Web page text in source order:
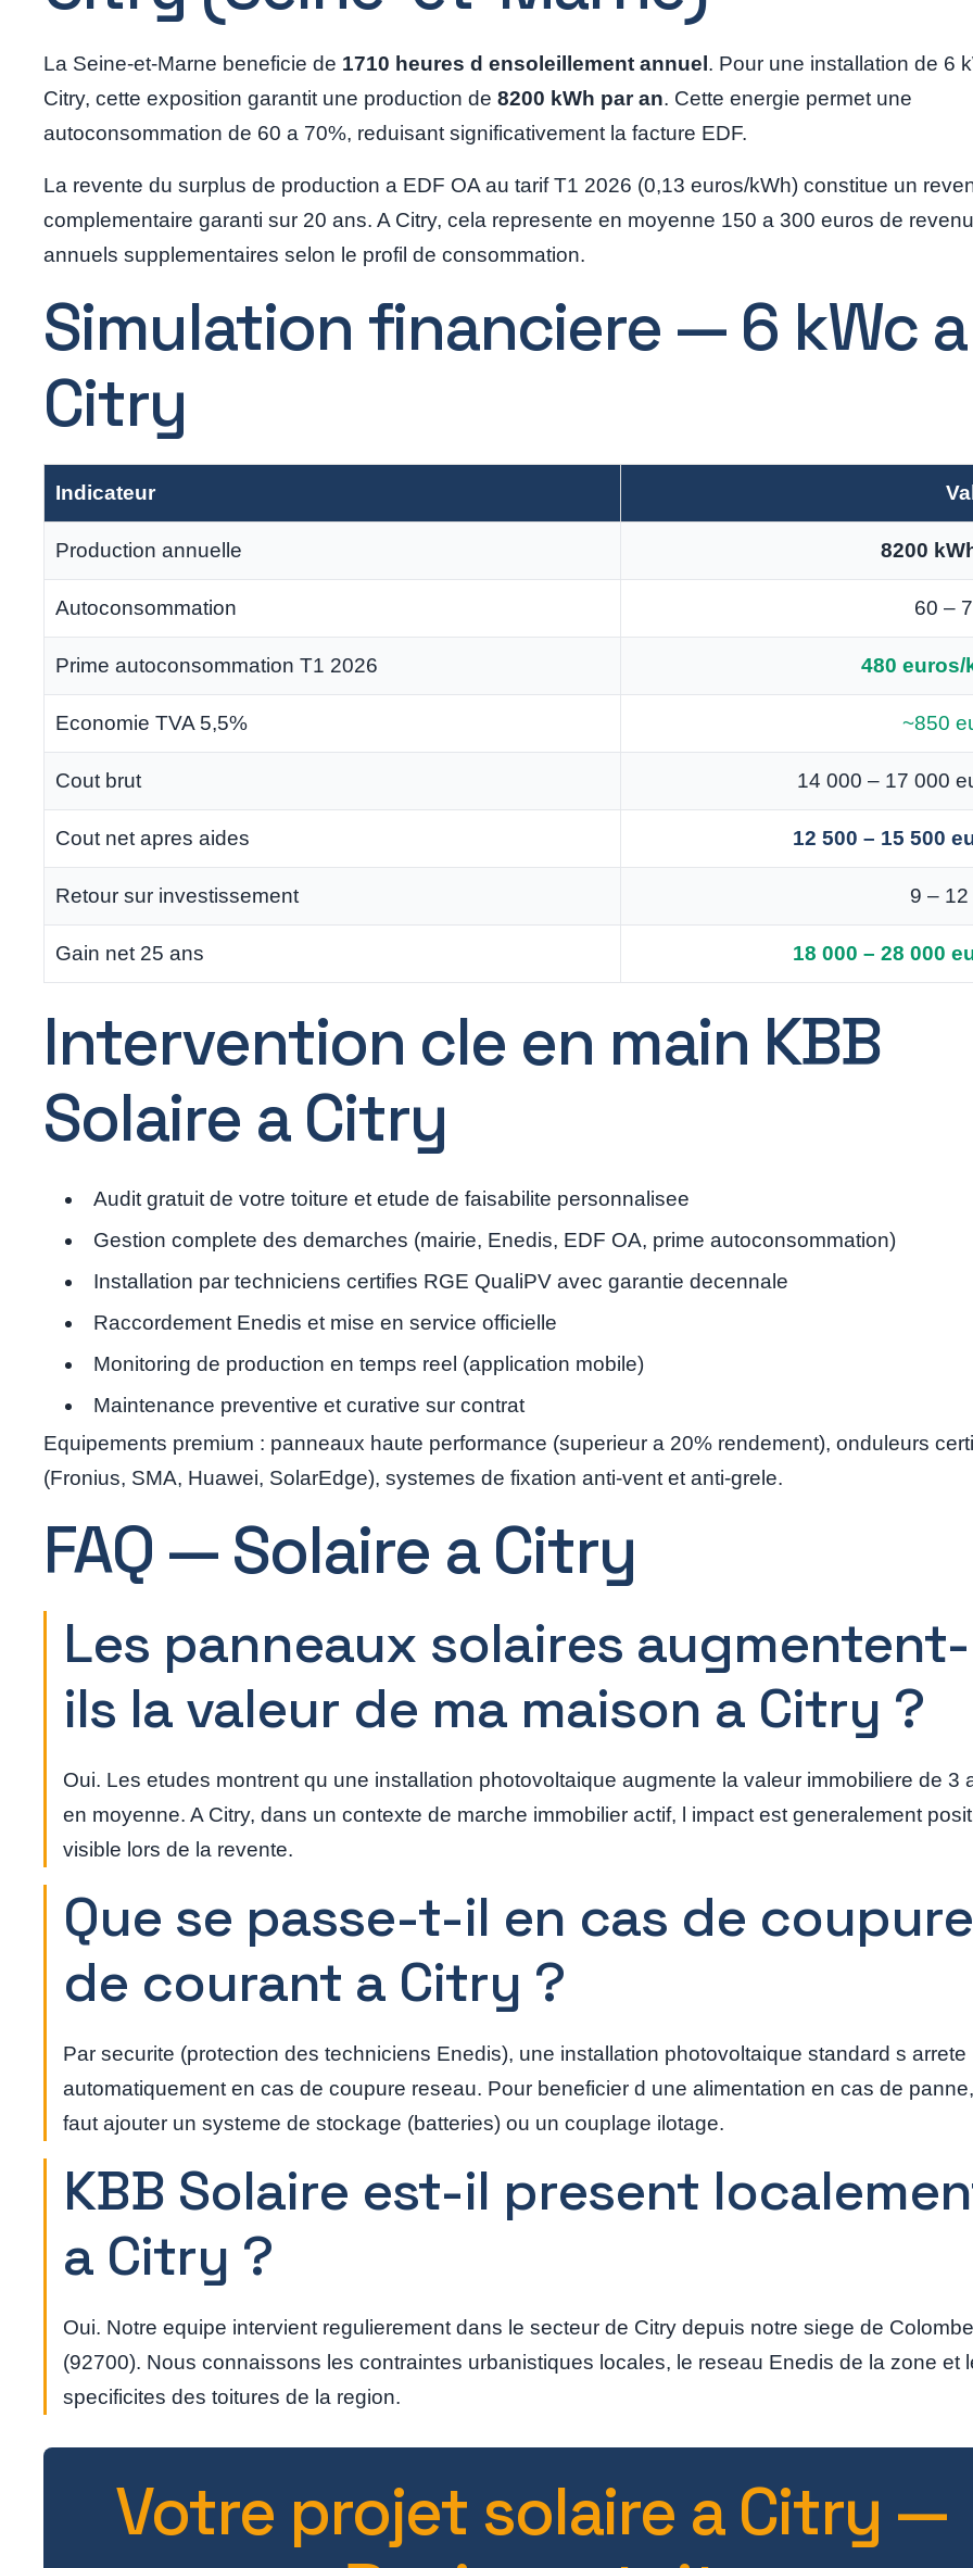
La Seine-et-Marne beneficie de 1710 heures d ensoleillement annuel . Pour une installation de 6
Citry, cette exposition garantit une production de 8200 kWh par an. Cette energie permet une
autoconsommation de 60 a 70%, reduisant significativement la facture EDF.
La revente du surplus de production a EDF OA au tarif T1 2026 (0,13 euros/kWh) constitue un
complementaire garanti sur 20 ans. A Citry, cela represente en moyenne 150 a 300 euros de
annuels supplementaires selon le profil de consommation.
Simulation financiere — 6 kWc a
Citry
Indicateur
Production annuelle 8200
Autoconsommation 60 –
Prime autoconsommation T1 2026 480 euros/
Economie TVA 5,5% ~850
Cout brut 14 000 – 17 000
Cout net apres aides 12 500 – 15 500
Retour sur investissement 9 –
Gain net 25 ans 18 000 – 28 000
Intervention cle en main KBB
Solaire a Citry
Audit gratuit de votre toiture et etude de faisabilite personnalisee
Gestion complete des demarches (mairie, Enedis, EDF OA, prime autoconsommation)
Installation par techniciens certifies RGE QualiPV avec garantie decennale
Raccordement Enedis et mise en service officielle
Monitoring de production en temps reel (application mobile)
Maintenance preventive et curative sur contrat
Equipements premium : panneaux haute performance (superieur a 20% rendement), onduleurs
(Fronius, SMA, Huawei, SolarEdge), systemes de fixation anti-vent et anti-grele.
FAQ — Solaire a Citry
Les panneaux solaires augmentent-
ils la valeur de ma maison a Citry ?
Oui. Les etudes montrent qu une installation photovoltaique augmente la valeur immobiliere de 3
en moyenne. A Citry, dans un contexte de marche immobilier actif, l impact est generalement
visible lors de la revente.
Que se passe-t-il en cas de coupure
de courant a Citry ?
Par securite (protection des techniciens Enedis), une installation photovoltaique standard s arrete
automatiquement en cas de coupure reseau. Pour beneficier d une alimentation en cas de
faut ajouter un systeme de stockage (batteries) ou un couplage ilotage.
KBB Solaire est-il present
a Citry ?
Oui. Notre equipe intervient regulierement dans le secteur de Citry depuis notre siege de
(92700). Nous connaissons les contraintes urbanistiques locales, le reseau Enedis de la zone et
specificites des toitures de la region.
Votre projet solaire a Citry —